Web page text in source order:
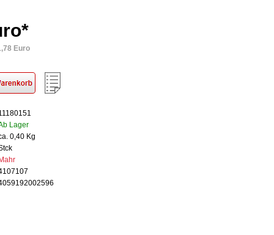
Euro
Lager
0,40 Kg